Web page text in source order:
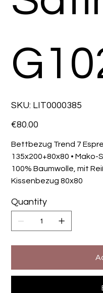
SKU: SKU
LIT0000385
LIT0000385
Price
€80.00
Bettbezug Trend 7
135x200+80x80 •
100% Baumwolle, mit
Kissenbezug 80x80
Quantity